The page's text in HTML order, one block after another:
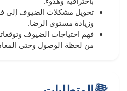
تحويل مشكلات الضيوف إلى
وزيادة مستوى الرضا.
فهم احتياجات الضيوف
من لحظة الوصول وحتى